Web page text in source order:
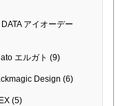
DATA アイオーデー
エルガト (9)
Design (6)
(5)